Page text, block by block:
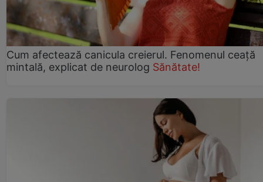
Cum afectează canicula creierul. Fenomenul ceață
mintală, explicat de neurolog Sănătate!